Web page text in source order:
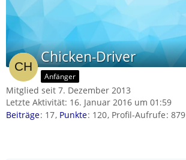
Chicken-Driver
Anfänger
Mitglied seit 7. Dezember 2013
Letzte Aktivität: 16. Januar 2016 um 01:59
Beiträge 17 Punkte 120 Profil-Aufrufe 879